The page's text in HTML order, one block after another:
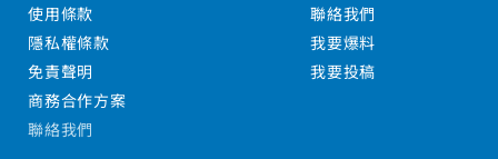
使用條款
隱私權條款
免責聲明
商務合作方案
聯絡我們
我要爆料
我要投稿
聯絡我們